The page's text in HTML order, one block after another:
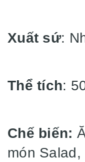
Xuất sứ:
Thể tích:
Chế biến:
món